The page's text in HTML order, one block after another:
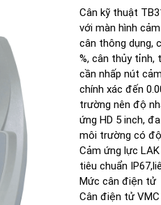
Cân kỹ thuật
với màn hình
cân thông dụng,
%, cân thủy tỉnh,
cần nhấp nút
chính xác đến
trường nên độ
ứng HD 5 inch,
môi trường có
Cảm ứng lực
tiêu chuẩn
Mức cân điện tử
Cân điện tử